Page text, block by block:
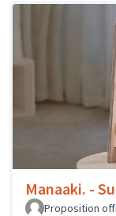
Manaaki. -
Proposition